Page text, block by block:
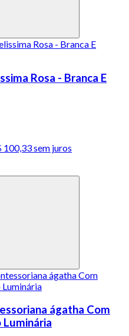
Rosa - Branca E
100,33 sem juros
ágatha Com
Luminária